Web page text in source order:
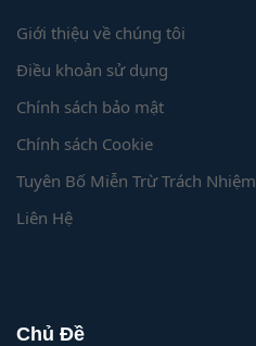
Giới thiệu về chúng tôi
Điều khoản sử dụng
Chính sách bảo mật
Chính sách Cookie
Tuyên Bố Miễn Trừ Trách Nhiệm
Liên Hệ
Chủ Đề